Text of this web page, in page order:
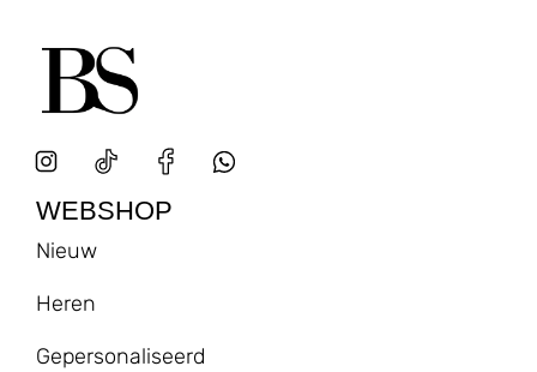
WEBSHOP
Nieuw
Heren
Gepersonaliseerd